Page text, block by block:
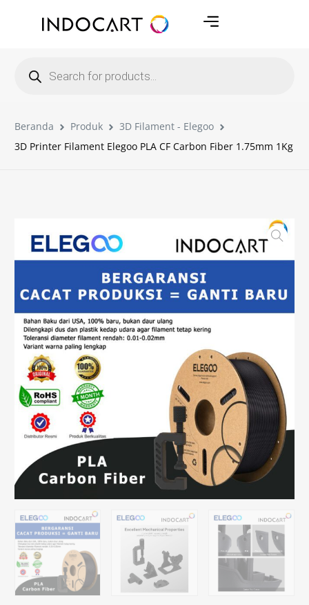
Beranda Produk
3D Filament - Elegoo
3D Printer Filament Elegoo PLA CF Carbon Fiber 1.75mm 1Kg